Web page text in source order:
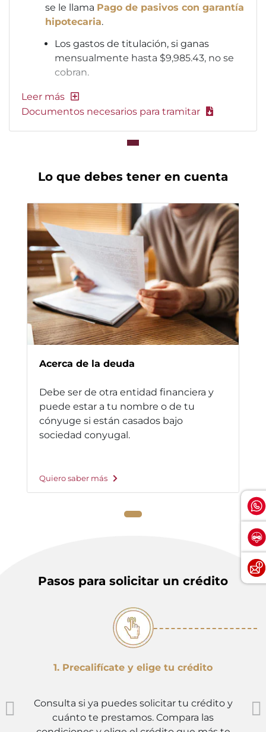
se le llama Pago de pasivos con garantía
hipotecaria.
Los gastos de titulación, si ganas
mensualmente hasta $9,985.43, no se
cobran.
Documentos necesarios para tramitar
Lo que debes tener en cuenta
Acerca de la deuda
Debe ser de otra entidad financiera y
puede estar a tu nombre o de tu
cónyuge si están casados bajo
sociedad conyugal.
Quiero saber más
Pasos para solicitar un crédito
1. Precalifícate y elige tu crédito
Consulta si ya puedes solicitar tu crédito y
cuánto te prestamos. Compara las